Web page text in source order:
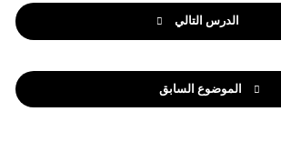
الموضوع السابق
الدرس التالي